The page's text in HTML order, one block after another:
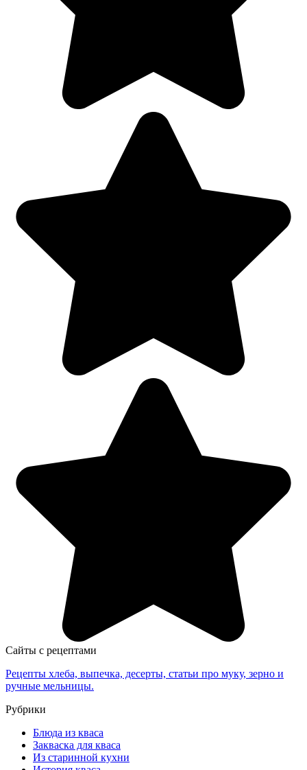
Сайты с рецептами
Рецепты хлеба, выпечка, десерты, статьи про муку, зерно и
ручные мельницы.
Рубрики
Блюда из кваса
Закваска для кваса
Из старинной кухни